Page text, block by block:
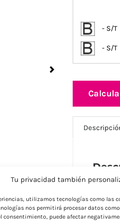
Tu privacidad también
utilizamos tecnologías como
nos permitirá procesar datos
consentimiento, puede afectar
- S/T
- S/T
color